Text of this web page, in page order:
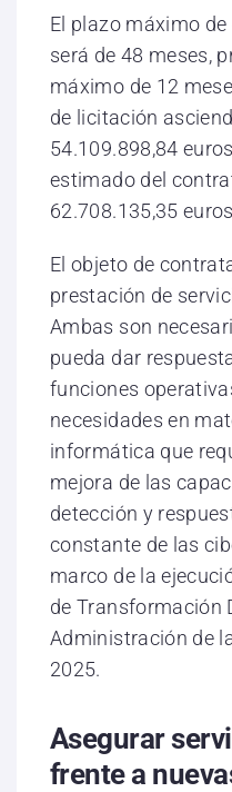
El plazo máximo
será de 48 meses,
máximo de 12
de licitación
54.109.898,84
estimado del
62.708.135,35
El objeto de
prestación de
Ambas son
pueda dar
funciones
necesidades en
informática que
mejora de las
detección y
constante de las
marco de la
de Transformación
Administración de
2025.
Asegurar
frente a